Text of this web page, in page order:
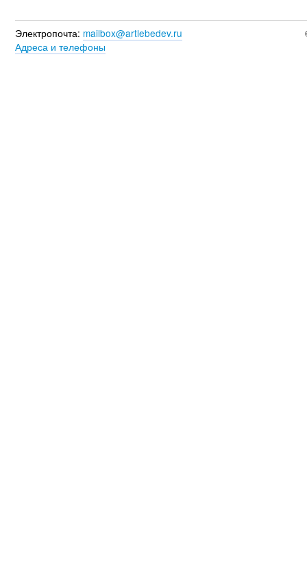
Электропочта: mailbox@artlebedev.ru
Адреса и телефоны